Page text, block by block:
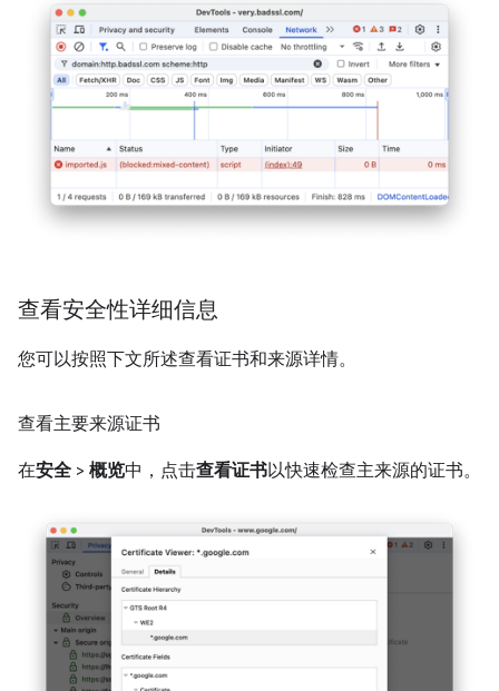
查看安全性详细信息
您可以按照下文所述查看证书和来源详情。
查看主要来源证书
在安全 > 概览中，点击查看证书以快速检查主来源的证书。